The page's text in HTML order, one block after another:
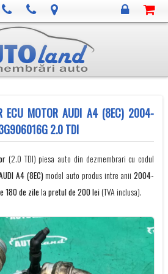
ECU MOTOR AUDI A4 (8EC) 2004-
2.0 TDI
(2.0 TDI) piesa auto din dezmembrari cu codul
A4 (8EC)model auto produs intre anii2004-
180 de zile la pretul de 200 lei(TVA inclusa).